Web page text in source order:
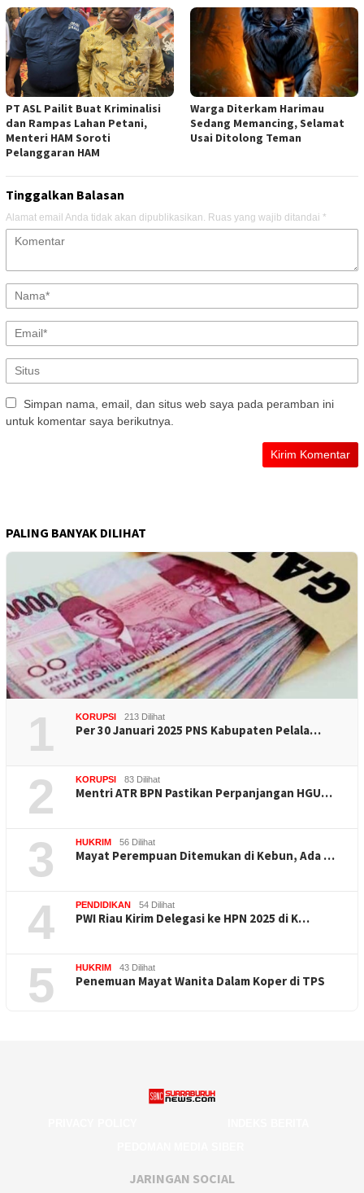
PT ASL Pailit Buat Kriminalisi
dan Rampas Lahan Petani,
Menteri HAM Soroti
Pelanggaran HAM
Warga Diterkam Harimau
Sedang Memancing, Selamat
Usai Ditolong Teman
Tinggalkan Balasan
Alamat email Anda tidak akan dipublikasikan. Ruas yang wajib ditandai *
Simpan nama, email, dan situs web saya pada peramban ini
untuk komentar saya berikutnya.
PALING BANYAK DILIHAT
1 KORUPSI 213 Dilihat
Per 30 Januari 2025 PNS Kabupaten Pelala…
2 KORUPSI 83 Dilihat
Mentri ATR BPN Pastikan Perpanjangan HGU…
3 HUKRIM 56 Dilihat
Mayat Perempuan Ditemukan di Kebun, Ada …
4 PENDIDIKAN 54 Dilihat
PWI Riau Kirim Delegasi ke HPN 2025 di K…
5 HUKRIM 43 Dilihat
Penemuan Mayat Wanita Dalam Koper di TPS
JARINGAN SOCIAL